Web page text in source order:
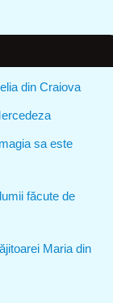
din Craiova
sa este
făcute de
Maria din